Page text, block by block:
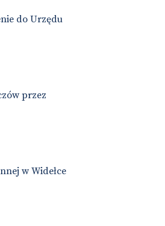
do Urzędu
przez
w Widełce